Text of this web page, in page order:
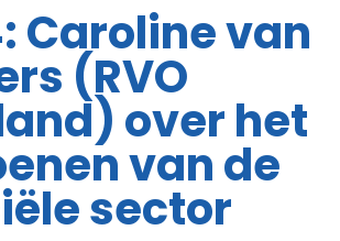
Caroline van
(RVO
over het
van de
sector